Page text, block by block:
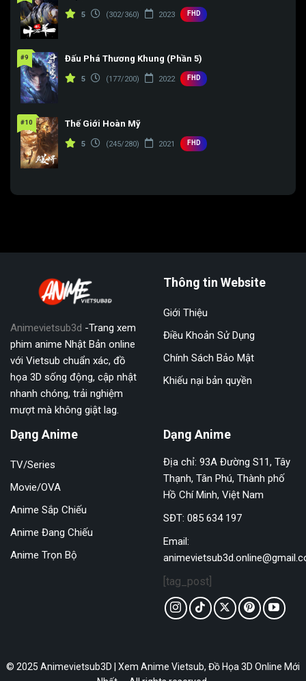
5 (302/360) 2023 FHD
#9 Đấu Phá Thương Khung (Phần 5)
5 (177/200) 2022 FHD
#10 Thế Giới Hoàn Mỹ
5 (245/280) 2021 FHD
Animevietsub3d -Trang xem
phim anime Nhật Bản online
với Vietsub chuẩn xác, đồ
họa 3D sống động, cập nhật
nhanh chóng, trải nghiệm
mượt mà không giật lag.
Thông tin Website
Giới Thiệu
Điều Khoản Sử Dụng
Chính Sách Bảo Mật
Khiếu nại bản quyền
Dạng Anime
TV/Series
Movie/OVA
Anime Sắp Chiếu
Anime Đang Chiếu
Anime Trọn Bộ
Dạng Anime
Địa chỉ: 93A Đường S11, Tây
Thạnh, Tân Phú, Thành phố
Hồ Chí Minh, Việt Nam
SĐT: 085 634 197
Email:
[tag_post]
© 2025 Animevietsub3D | Xem Anime Vietsub, Đồ Họa 3D Online Mới